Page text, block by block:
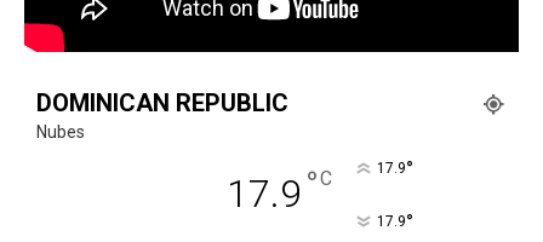
DOMINICAN REPUBLIC
Nubes
17.9 °C 17.9°
17.9°